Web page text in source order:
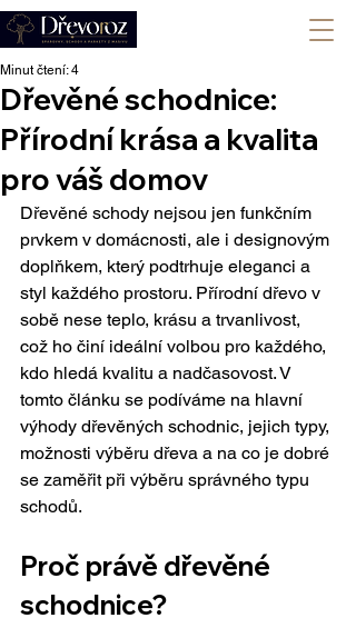
Dřevěné schodnice:
Přírodní krása a kvalita
pro váš domov
Minut čtení: 4
Dřevěné schody nejsou jen funkčním
prvkem v domácnosti, ale i designovým
doplňkem, který podtrhuje eleganci a
styl každého prostoru. Přírodní dřevo v
sobě nese teplo, krásu a trvanlivost,
což ho činí ideální volbou pro každého,
kdo hledá kvalitu a nadčasovost. V
tomto článku se podíváme na hlavní
výhody dřevěných schodnic, jejich typy,
možnosti výběru dřeva a na co je dobré
se zaměřit při výběru správného typu
schodů.
Proč právě dřevěné
schodnice?